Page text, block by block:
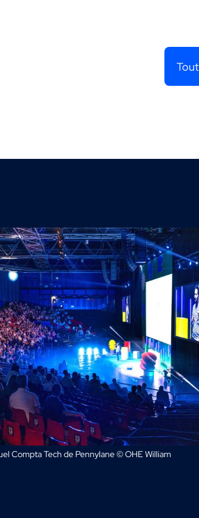
Compta Tech de Pennylane © OHE William